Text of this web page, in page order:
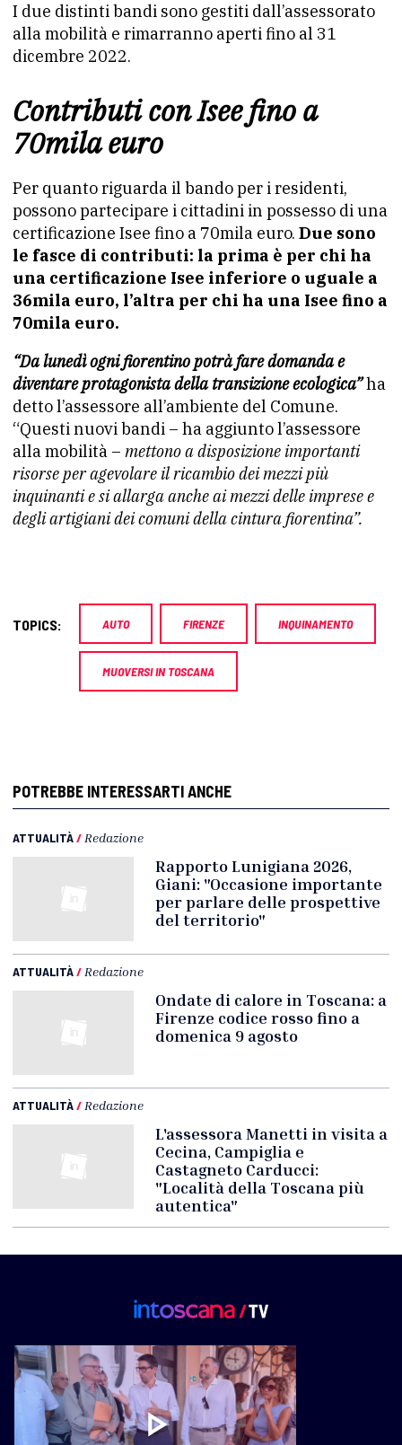
I due distinti bandi sono gestiti dall’assessorato
alla mobilità e rimarranno aperti fino al 31
dicembre 2022.
Contributi con Isee fino a
70mila euro
Per quanto riguarda il bando per i residenti,
possono partecipare i cittadini in possesso di una
certificazione Isee fino a 70mila euro. Due sono
le fasce di contributi: la prima è per chi ha
una certificazione Isee inferiore o uguale a
36mila euro, l’altra per chi ha una Isee fino a
70mila euro.
“Da lunedì ogni fiorentino potrà fare domanda e
diventareprotagonista della transizione ecologica”ha
detto l’assessore all’ambiente del Comune.
“Questi nuovi bandi – ha aggiunto l’assessore
alla mobilità – mettono a disposizione importanti
risorse per agevolare il ricambio dei mezzi più
inquinanti e si allarga anche ai mezzi delle imprese e
degli artigiani dei comuni della cintura fiorentina”.
TOPICS: AUTO FIRENZE INQUINAMENTO
MUOVERSI IN TOSCANA
POTREBBE INTERESSARTI ANCHE
ATTUALITÀ/ Redazione
Rapporto Lunigiana 2026,
Giani: "Occasione importante
per parlare delle prospettive
del territorio"
ATTUALITÀ/ Redazione
Ondate di calore in Toscana: a
Firenze codice rosso fino a
domenica 9 agosto
ATTUALITÀ/ Redazione
L'assessora Manetti in visita a
Cecina, Campiglia e
Castagneto Carducci:
"Località della Toscana più
autentica"